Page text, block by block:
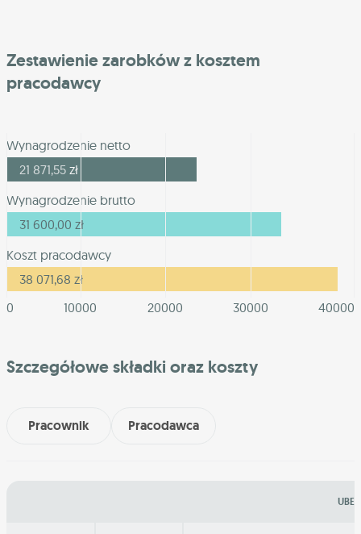
Zestawienie zarobków z kosztem
pracodawcy
Wynagrodzenie netto
21 871,55 zł
Wynagrodzenie brutto
31 600,00 zł
Koszt pracodawcy
38 071,68 zł
0
10000 20000 30000 40000
Szczegółowe składki oraz koszty
Pracownik Pracodawca